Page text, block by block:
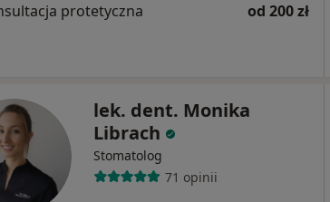
protetyczna od 200 zł
lek. dent. Monika
Librach
Stomatolog
71 opinii